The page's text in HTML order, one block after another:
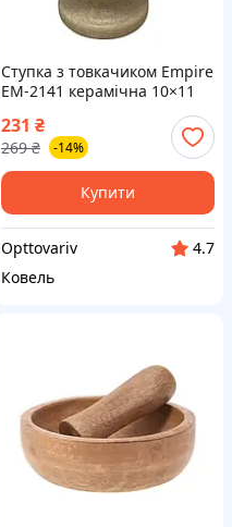
Ступка з товкачиком Empire
EM-2141 керамічна 10×11
231 ₴
269 ₴ -14%
Купити
Opttovariv
4.7
Ковель